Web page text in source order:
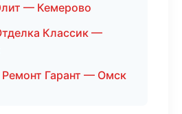
— Кемерово
Классик —
Гарант — Омск